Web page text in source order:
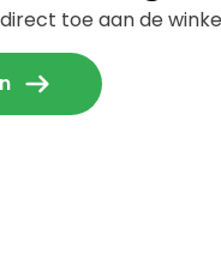
toe aan de